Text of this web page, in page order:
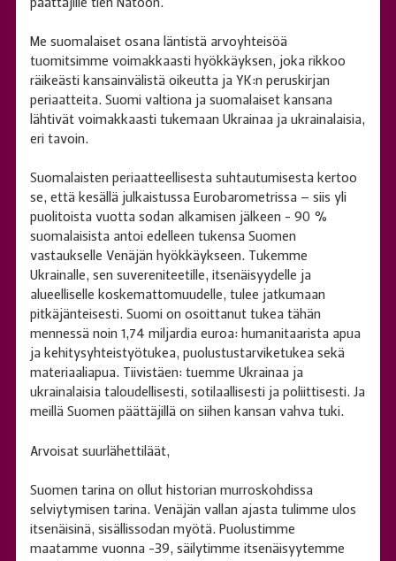
päättäjille tien Natoon.
Me suomalaiset osana läntistä arvoyhteisöä
tuomitsimme voimakkaasti hyökkäyksen, joka rikkoo
räikeästi kansainvälistä oikeutta ja YK:n peruskirjan
periaatteita. Suomi valtiona ja suomalaiset kansana
lähtivät voimakkaasti tukemaan Ukrainaa ja ukrainalaisia,
eri tavoin.
Suomalaisten periaatteellisesta suhtautumisesta kertoo
se, että kesällä julkaistussa Eurobarometrissa – siis yli
puolitoista vuotta sodan alkamisen jälkeen - 90 %
suomalaisista antoi edelleen tukensa Suomen
vastaukselle Venäjän hyökkäykseen. Tukemme
Ukrainalle, sen suvereniteetille, itsenäisyydelle ja
alueelliselle koskemattomuudelle, tulee jatkumaan
pitkäjänteisesti. Suomi on osoittanut tukea tähän
mennessä noin 1,74 miljardia euroa: humanitaarista apua
ja kehitysyhteistyötukea, puolustustarviketukea sekä
materiaaliapua. Tiivistäen: tuemme Ukrainaa ja
ukrainalaisia taloudellisesti, sotilaallisesti ja poliittisesti. Ja
meillä Suomen päättäjillä on siihen kansan vahva tuki.
Arvoisat suurlähettiläät,
Suomen tarina on ollut historian murroskohdissa
selviytymisen tarina. Venäjän vallan ajasta tulimme ulos
itsenäisinä, sisällissodan myötä. Puolustimme
maatamme vuonna -39, säilytimme itsenäisyytemme